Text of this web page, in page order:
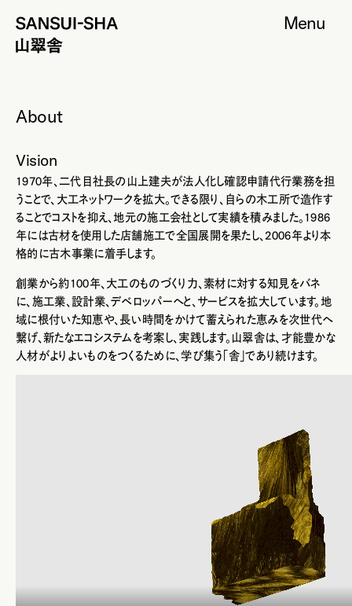
Menu
About
Vision
1970年、二代目社長の山上建夫が法人化し確認申請代行業務を担
うことで、大工ネットワークを拡大。できる限り、自らの木工所で造作す
ることでコストを抑え、地元の施工会社として実績を積みました。1986
年には古材を使用した店舗施工で全国展開を果たし、2006年より本
格的に古木事業に着手します。
創業から約100年、大工のものづくり力、素材に対する知見をバネ
に、施工業、設計業、デベロッパーへと、サービスを拡大しています。地
域に根付いた知恵や、長い時間をかけて蓄えられた恵みを次世代へ
繋げ、新たなエコシステムを考案し、実践します。山翠舎は、才能豊かな
人材がよりよいものをつくるために、学び集う「舎」であり続けます。